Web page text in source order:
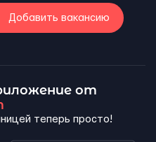
Добавить вакансию
от
теперь просто!